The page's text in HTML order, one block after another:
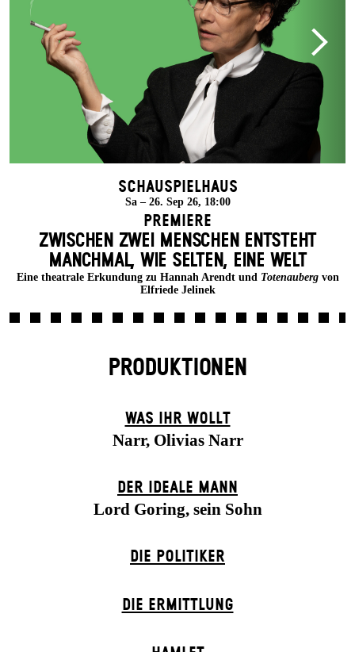
Schauspielhaus
Sa – 26. Sep 26, 18:00
Premiere
ZWISCHEN ZWEI MENSCHEN ENT­STEHT
MANCH­MAL, WIE SELTEN, EINE WELT
Eine theatrale Erkundung zu Hannah Arendt und Totenaubergvon
Elfriede Jelinek
PRODUKTIONEN
WAS IHR WOLLT
Narr, Olivias Narr
DER IDEALE MANN
Lord Goring, sein Sohn
DIE POLITIKER
DIE ERMITTLUNG